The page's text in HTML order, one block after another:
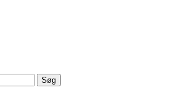
Søg